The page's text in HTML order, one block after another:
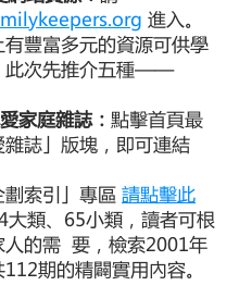
進入。
豐富多元的資源可供學
此次先推介五種——
家庭雜誌： 點擊首頁最
雜誌」版塊，即可連結
索引」專區 請點擊此
大類、65小類，讀者可根
人的需 要，檢索2001年
期的精闢實用內容。